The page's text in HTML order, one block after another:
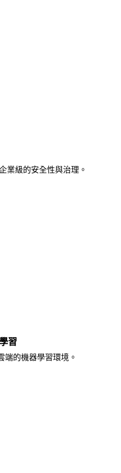
業級的安全性與治理。
習
端的機器學習環境。